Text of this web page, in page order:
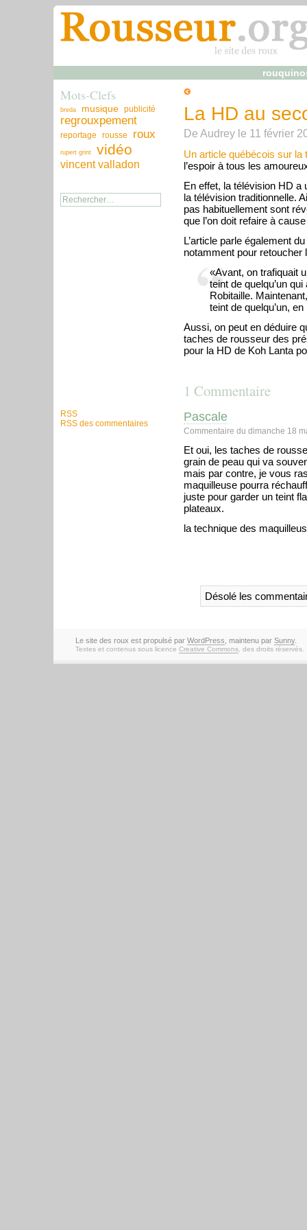
Mots-Clefs
breda musique publicité
regrouxpement
reportage rousse roux
rupert grint vidéo
vincent valladon
RSS
RSS des commentaires
La HD au
De Audreyle 11 février
Un article québécois sur
l’espoir à tous les
En effet, la télévision HD a
la télévision traditionnelle.
pas habituellement sont
que l’on doit refaire à
L’article parle également
notamment pour retoucher
«Avant, on trafiquait
teint de quelqu’un
Robitaille.
teint de quelqu’un,
Aussi, on peut en déduire
taches de rousseur des
pour la HD de Koh Lanta
1 Commentaire
Pascale
Commentaire du dimanche 18
Et oui, les taches de
grain de peau qui va
mais par contre, je vous
maquilleuse pourra
juste pour garder un teint
plateaux.
la technique des
Désolé les
Le site des roux est propulsé par WordPress , maintenu par Sunny.
Textes et contenus sous licence Creative Commons, des droits réservés.